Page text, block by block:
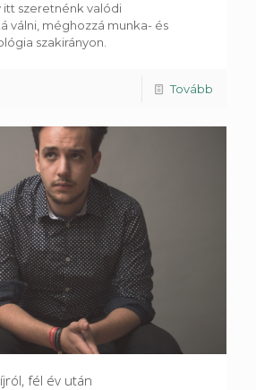
itt szeretnénk valódi
válni, méghozzá munka- és
szakirányon.
Tovább
fél év után